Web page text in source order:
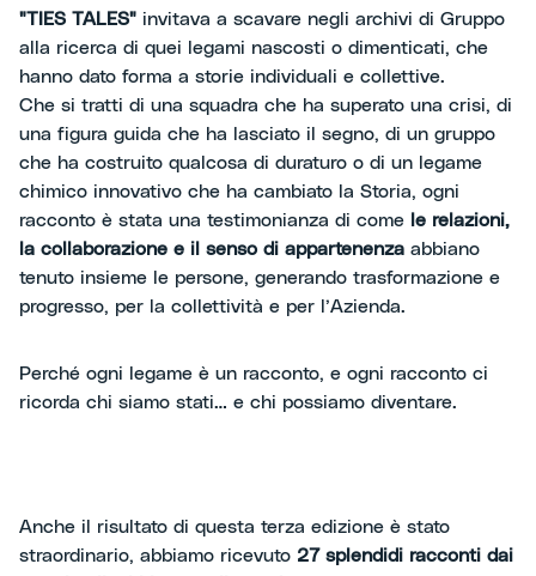
"TIES TALES" invitava a scavare negli archivi di Gruppo
alla ricerca di quei legami nascosti o dimenticati, che
hanno dato forma a storie individuali e collettive.
Che si tratti di una squadra che ha superato una crisi, di
una figura guida che ha lasciato il segno, di un gruppo
che ha costruito qualcosa di duraturo o di un legame
chimico innovativo che ha cambiato la Storia, ogni
racconto è stata una testimonianza di come le relazioni,
la collaborazione e il senso di appartenenza abbiano
tenuto insieme le persone, generando trasformazione e
progresso, per la collettività e per l’Azienda.
Perché ogni legame è un racconto, e ogni racconto ci
ricorda chi siamo stati… e chi possiamo diventare.
Anche il risultato di questa terza edizione è stato
straordinario, abbiamo ricevuto 27 splendidi racconti dai